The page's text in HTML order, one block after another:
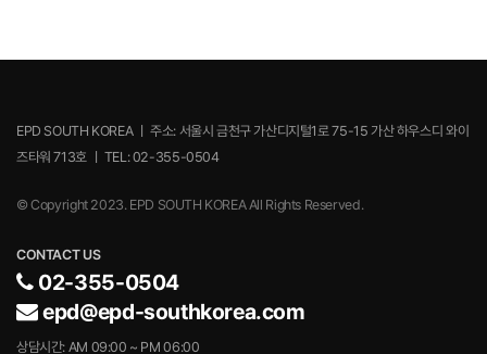
EPD SOUTH KOREA ㅣ 주소: 서울시 금천구 가산디지털1로 75-15 가산 하우스디 와이
즈타워 713호 ㅣ TEL: 02-355-0504
© Copyright 2023. EPD SOUTH KOREA All Rights Reserved.
CONTACT US
02-355-0504
epd@epd-southkorea.com
상담시간: AM 09:00 ~ PM 06:00